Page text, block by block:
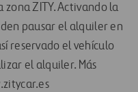
ZITY. Activando la
pausar el alquiler en
reservado el vehículo
el alquiler. Más